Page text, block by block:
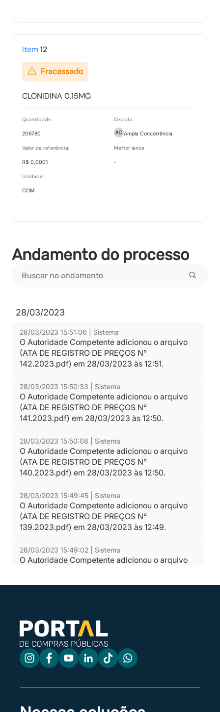
Item12
Fracassado
CLONIDINA 0,15MG
Quantidade:
206780
Disputa:
Ampla Concorrência
Valor de referência:
R$ 0,0001
Melhor lance
-
Unidade:
COM
Andamento do processo
28/03/2023
28/03/2023 15:51:06 | Sistema
O Autoridade Competente adicionou o arquivo
(ATA DE REGISTRO DE PREÇOS N°
142.2023.pdf) em 28/03/2023 às 12:51.
28/03/2023 15:50:33 | Sistema
O Autoridade Competente adicionou o arquivo
(ATA DE REGISTRO DE PREÇOS N°
141.2023.pdf) em 28/03/2023 às 12:50.
28/03/2023 15:50:08 | Sistema
O Autoridade Competente adicionou o arquivo
(ATA DE REGISTRO DE PREÇOS N°
140.2023.pdf) em 28/03/2023 às 12:50.
28/03/2023 15:49:45 | Sistema
O Autoridade Competente adicionou o arquivo
(ATA DE REGISTRO DE PREÇOS N°
139.2023.pdf) em 28/03/2023 às 12:49.
28/03/2023 15:49:02 | Sistema
O Autoridade Competente adicionou o arquivo
(ATA DE REGISTRO DE PREÇOS N°
137.2023.pdf) em 28/03/2023 às 12:48.
28/03/2023 15:48:10 | Sistema
O Autoridade Competente adicionou o arquivo
136.2023.pdf) em 28/03/2023 às 12:48.